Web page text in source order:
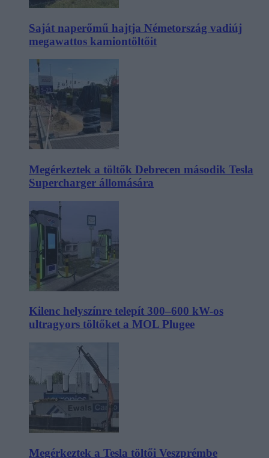
Saját naperőmű hajtja Németország vadiúj
megawattos kamiontöltőit
Megérkeztek a töltők Debrecen második Tesla
Supercharger állomására
Kilenc helyszínre telepít 300–600 kW-os
ultragyors töltőket a MOL Plugee
Megérkeztek a Tesla töltői Veszprémbe